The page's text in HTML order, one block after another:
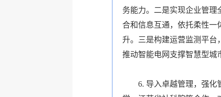
务能力。二是实现企业管理
合和信息互通，依托柔性一
升。三是构建运营监测平台
推动智能电网支撑智慧型城
6. 导入卓越管理，强化